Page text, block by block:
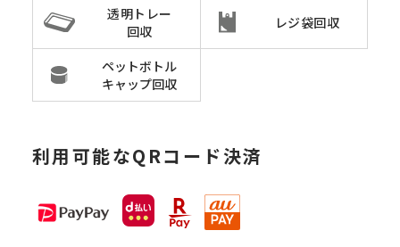
透明トレー
回収
レジ袋回収
ペットボトル
キャップ回収
利用可能なQRコード決済